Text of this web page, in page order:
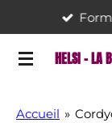
contenu
HELSI - LA
Accueil »